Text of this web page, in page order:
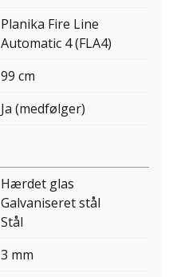
Planika Fire Line
Automatic 4 (FLA4)
99 cm
Ja (medfølger)
Hærdet glas
Galvaniseret stål
Stål
3 mm